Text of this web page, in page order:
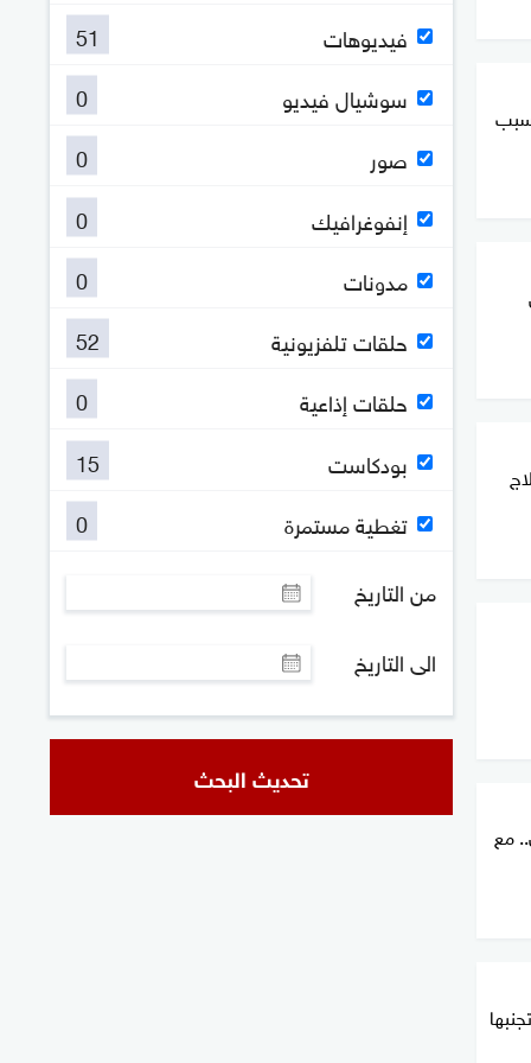
مع
فيديوهات
51
سوشيال فيديو
0
صور
0
إنفوغرافيك
0
مدونات
0
حلقات تلفزيونية
52
حلقات إذاعية
0
بودكاست
15
تغطية مستمرة
0
من التاريخ
الى التاريخ
تحديث البحث